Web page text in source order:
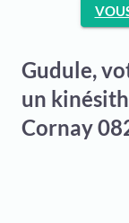
Gudule,
un
Cornay